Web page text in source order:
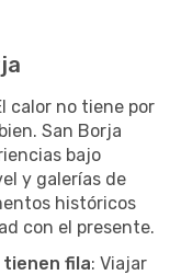
calor no tiene por
San Borja
bajo
y galerías de
históricos
con el presente.
tienen fila: Viajar